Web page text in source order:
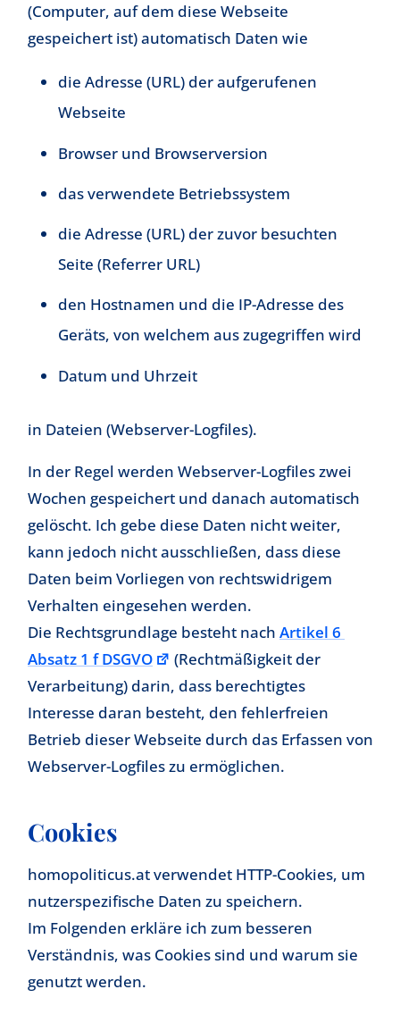
(Computer, auf dem diese Webseite
gespeichert ist) automatisch Daten wie
die Adresse (URL) der aufgerufenen
Webseite
Browser und Browserversion
das verwendete Betriebssystem
die Adresse (URL) der zuvor besuchten
Seite (Referrer URL)
den Hostnamen und die IP-Adresse des
Geräts, von welchem aus zugegriffen wird
Datum und Uhrzeit
in Dateien (Webserver-Logfiles).
In der Regel werden Webserver-Logfiles zwei
Wochen gespeichert und danach automatisch
gelöscht. Ich gebe diese Daten nicht weiter,
kann jedoch nicht ausschließen, dass diese
Daten beim Vorliegen von rechtswidrigem
Verhalten eingesehen werden.
Die Rechtsgrundlage besteht nach Artikel 6
Absatz 1 f DSGVO
(Rechtmäßigkeit der
Verarbeitung) darin, dass berechtigtes
Interesse daran besteht, den fehlerfreien
Betrieb dieser Webseite durch das Erfassen von
Webserver-Logfiles zu ermöglichen.
Cookies
homopoliticus.at verwendet HTTP-Cookies, um
nutzerspezifische Daten zu speichern.
Im Folgenden erkläre ich zum besseren
Verständnis, was Cookies sind und warum sie
genutzt werden.